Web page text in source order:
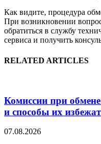
Как видите, процедура
При возникновении
обратиться в службу
сервиса и получить
RELATED ARTICLES
Комиссии при
и способы их
07.08.2026